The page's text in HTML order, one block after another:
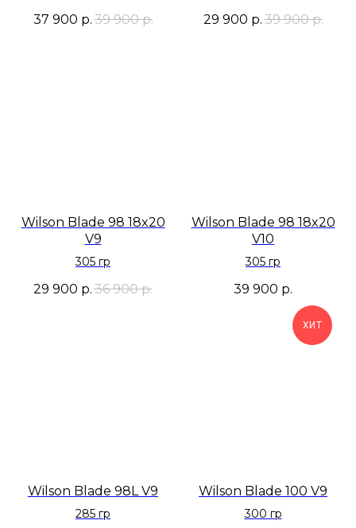
37 900 р.39 900 р. 29 900 р.39 900 р.
Wilson Blade 98 18x20
V9
305 гр
29 900 р. 36 900 р.
Wilson Blade 98 18x20
V10
305 гр
39 900 р.
Wilson Blade 98L V9
285 гр
ХИТ
Wilson Blade 100 V9
300 гр